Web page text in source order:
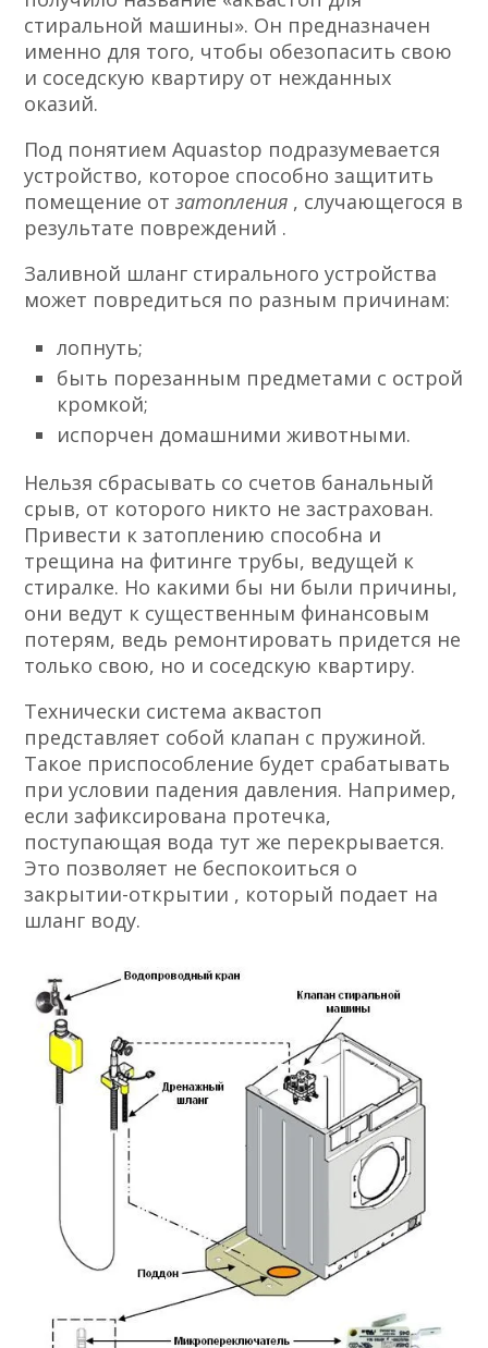
стиральной машины». Он предназначен
именно для того, чтобы обезопасить свою
и соседскую квартиру от нежданных
оказий.
Под понятием Aquastop подразумевается
устройство, которое способно защитить
помещение отзатопления , случающегося в
результате повреждений .
Заливной шланг стирального устройства
может повредиться по разным причинам:
лопнуть;
быть порезанным предметами с острой
кромкой;
испорчен домашними животными.
Нельзя сбрасывать со счетов банальный
срыв, от которого никто не застрахован.
Привести к затоплению способна и
трещина на фитинге трубы, ведущей к
стиралке. Но какими бы ни были причины,
они ведут к существенным финансовым
потерям, ведь ремонтировать придется не
только свою, но и соседскую квартиру.
Технически система аквастоп
представляет собой клапан с пружиной.
Такое приспособление будет срабатывать
при условии падения давления. Например,
если зафиксирована протечка,
поступающая вода тут же перекрывается.
Это позволяет не беспокоиться о
закрытии-открытии , который подает на
шланг воду.